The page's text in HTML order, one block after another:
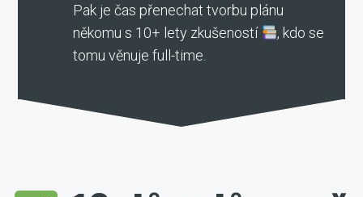
Pak je čas přenechat tvorbu plánu
někomu s 10+ lety zkušeností
, kdo se
tomu věnuje full-time.